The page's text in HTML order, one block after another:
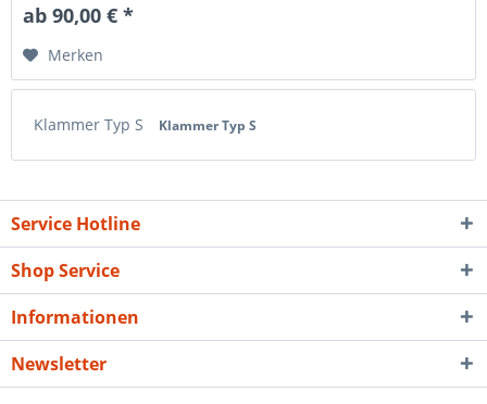
ab 90,00 € *
Merken
Klammer Typ S Klammer Typ S
Service Hotline
Shop Service
Informationen
Newsletter